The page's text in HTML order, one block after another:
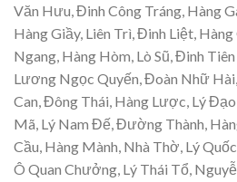
Văn Hưu, Đinh Công Tráng, Hàng
Hàng Giầy, Liên Trì, Đinh Liệt, Hàng
Ngang, Hàng Hòm, Lò Sũ, Đinh
Lương Ngọc Quyến, Đoàn Nhữ
Can, Đông Thái, Hàng Lược, Lý
Mã, Lý Nam Đế, Đường Thành,
Cầu, Hàng Mành, Nhà Thờ, Lý
Ô Quan Chưởng, Lý Thái Tổ,